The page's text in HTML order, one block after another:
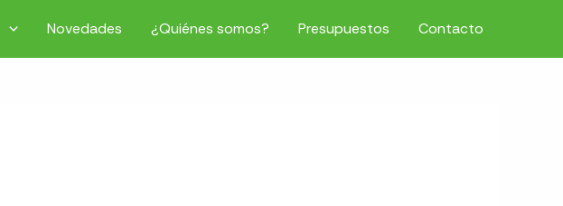
Novedades ¿Quiénes somos? Presupuestos Contacto